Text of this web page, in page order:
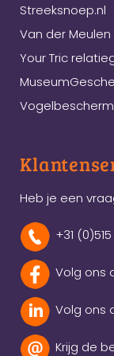
Streeksnoep.nl
Van der
Your Tric
Heb je een
+31
Volg ons
Volg ons
Krijg de